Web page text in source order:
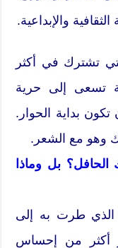
والإبداعية.
تشترك في أكثر
تسعى إلى حرية
بداية الحوار.
وهو مع الشعر.
بل وماذا
طرت به إلى
أكثر من إحساس